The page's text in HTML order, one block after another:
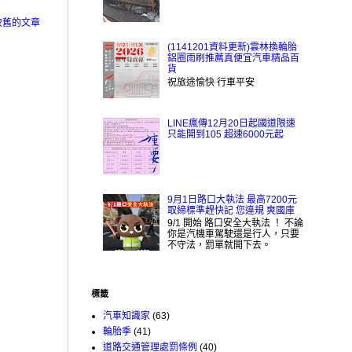
舊的文章
(1141201資料更新)雲林換輪胎
鋁圈雨刷推薦真便宜汽車精品百
貨
祝旅途愉快 行車平安
LINE瘋傳12月20日起國道限速
只能開到105 超速6000元起
9月1日路口大執法 最高7200元
取締標準趕快記 您違規 爽國庫
9/1 開始 路口安全大執法 ！ 不論
你是汽機車駕駛還是行人，只要
不守法，罰單就開下去。
標籤
汽車知識家 (63)
輪胎季 (41)
道路交通管理處罰條例 (40)